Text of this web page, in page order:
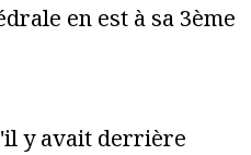
en est à sa 3ème
y avait derrière